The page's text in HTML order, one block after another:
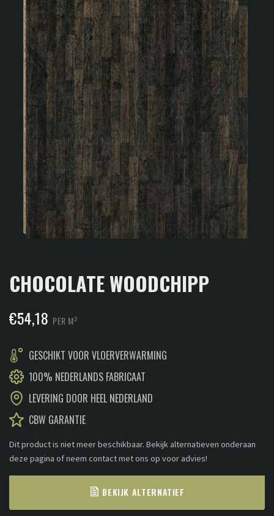
CHOCOLATE WOODCHIPP
€54,18 PER M2
GESCHIKT VOOR VLOERVERWARMING
100% NEDERLANDS FABRICAAT
LEVERING DOOR HEEL NEDERLAND
CBW GARANTIE
Dit product is niet meer beschikbaar. Bekijk alternatieven onderaan
deze pagina of neem contact met ons op voor advies!
BEKIJK ALTERNATIEF